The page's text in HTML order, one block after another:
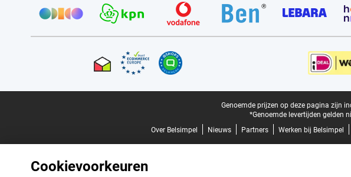
Genoemde prijzen op deze pagina zijn
*Genoemde levertijden gelden
Over Belsimpel
Nieuws Partners Werken bij Belsimpel
Cookievoorkeuren